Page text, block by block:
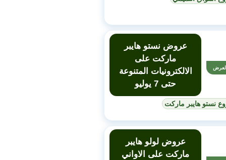
عروض نستو هايبر
ماركت على
الالكترونيات المتنوعة
حتى 7 يوليو
نستو هايبر ماركت
عروض لولو هايبر
ماركت على الاواني